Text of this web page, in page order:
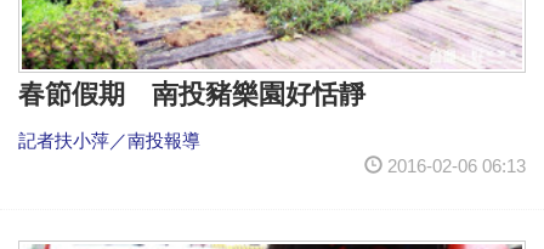
春節假期 南投豬樂園好恬靜
記者扶小萍／南投報導
2016-02-06 06:13